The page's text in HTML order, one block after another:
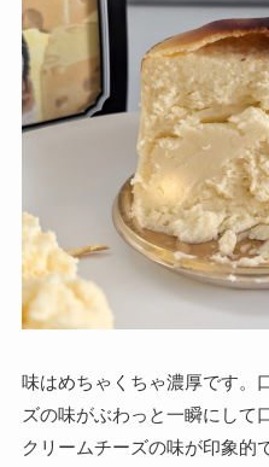
味はめちゃくちゃ濃厚です。
ズの味がぶわっと一瞬にして
クリームチーズの味が印象的で